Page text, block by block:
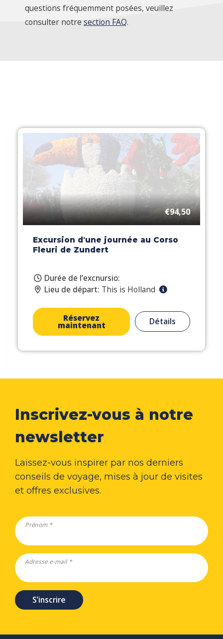
questions fréquemment posées, veuillez
consulter notre section FAQ.
€94,50
Excursion d'une journée au Corso
Fleuri de Zundert
Durée de l’excnursio:
Lieu de départ: This is Holland
Réservez
maintenant Détails
Inscrivez-vous à notre
newsletter
Laissez-vous inspirer par nos derniers
conseils de voyage, mises à jour de visites
et offres exclusives.
Prénom *
Adresse e-mail *
S’inscrire